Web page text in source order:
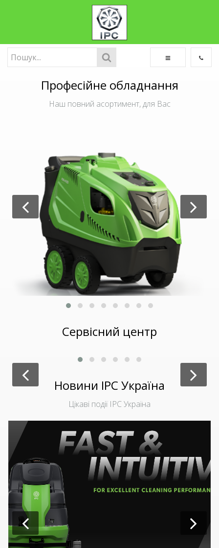
Професійне обладнання
Наш повний асортимент, для Вас
Апарати високого тиску
Сервісний центр
Новини IPC Україна
Цікаві події IPC Україна